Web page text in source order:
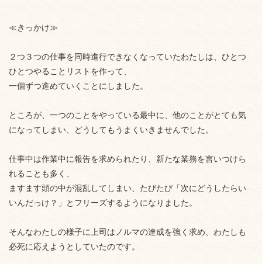
≪きっかけ≫
２つ３つの仕事を同時進行できなくなっていたわたしは、ひとつ
ひとつやることリストを作って、
一個ずつ進めていくことにしました。
ところが、一つのことをやっている最中に、他のことがとても気
になってしまい、どうしてもうまくいきませんでした。
仕事中は作業中に報告を求められたり、新たな業務を言いつけら
れることも多く、
ますます頭の中が混乱してしまい、たびたび「次にどうしたらい
いんだっけ？」とフリーズするようになりました。
そんなわたしの様子に上司はノルマの達成を強く求め、わたしも
必死に応えようとしていたのです。